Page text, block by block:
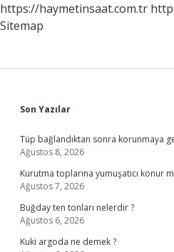
https://haymetinsaat.com.tr
Sitemap
Sidebar
Son Yazılar
Tüp bağlandıktan sonra korunmaya
Ağustos 8, 2026
Kurutma toplarına yumuşatıcı konur
Ağustos 7, 2026
Buğday ten tonları nelerdir ?
Ağustos 6, 2026
Kuki argoda ne demek ?